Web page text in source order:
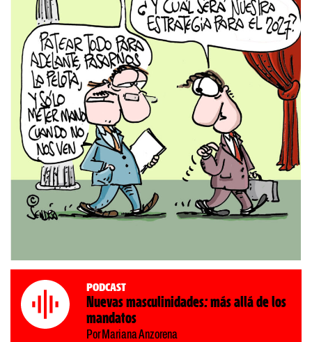
Podcast
Nuevas masculinidades: más allá de los
mandatos
Por Mariana Anzorena